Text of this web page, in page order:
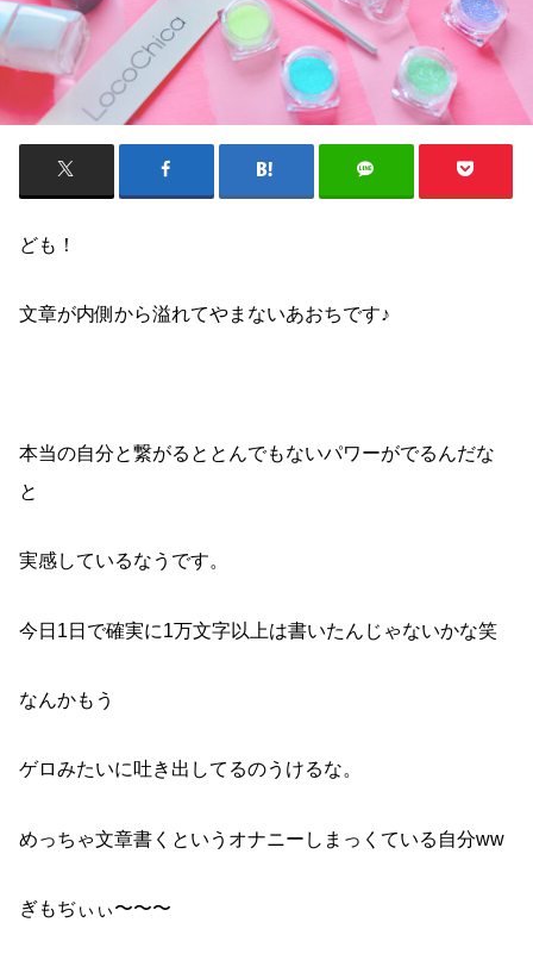
ども！
文章が内側から溢れてやまないあおちです♪
本当の自分と繋がるととんでもないパワーがでるんだな
と
実感しているなうです。
今日1日で確実に1万文字以上は書いたんじゃないかな笑
なんかもう
ゲロみたいに吐き出してるのうけるな。
めっちゃ文章書くというオナニーしまっくている自分ww
ぎもぢぃぃ〜〜〜